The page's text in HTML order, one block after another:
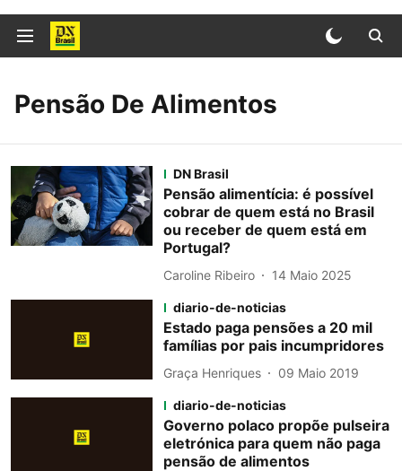
Pensão De Alimentos
DN Brasil
Pensão alimentícia: é possível
cobrar de quem está no Brasil
ou receber de quem está em
Portugal?
Caroline Ribeiro 14 Maio 2025
diario-de-noticias
Estado paga pensões a 20 mil
famílias por pais incumpridores
Graça Henriques 09 Maio 2019
diario-de-noticias
Governo polaco propõe pulseira
eletrónica para quem não paga
pensão de alimentos